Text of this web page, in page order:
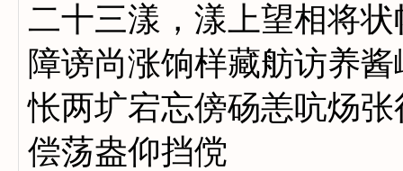
二十三漾，漾上望相将
障谤尚涨饷样藏舫访养
怅两圹宕忘傍砀恙吭炀
偿荡盎仰挡傥